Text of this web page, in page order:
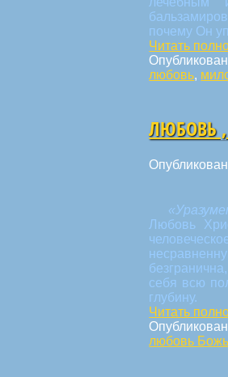
почему Он
Читать
любовь,
ЛЮБОВЬ
Любовь
себя всю
глубину.
Читать
любовь